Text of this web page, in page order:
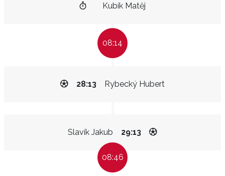
Kubík Matěj
08:14
Rybecký Hubert
28:13
Slavík Jakub 29:13
08:46